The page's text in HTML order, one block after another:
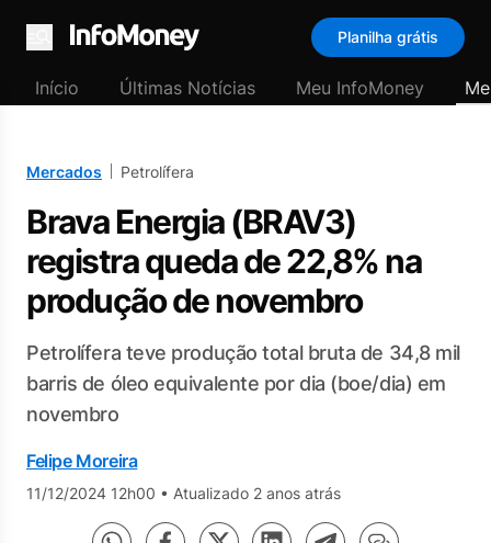
Menu
Planilha grátis
Início Últimas Notícias Meu InfoMoney
Mercados Petrolífera
Brava Energia (BRAV3)
registra queda de 22,8% na
produção de novembro
Petrolífera teve produção total bruta de 34,8 mil
barris de óleo equivalente por dia (boe/dia) em
novembro
Felipe Moreira
11/12/2024 12h00 • Atualizado 2 anos atrás